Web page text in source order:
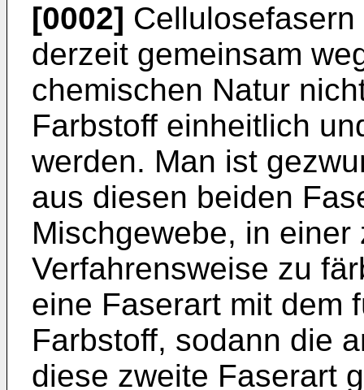
[0002]
derzeit gemeinsam
chemischen Natur
Farbstoff einheitlich
werden. Man ist
aus diesen beiden
Mischgewebe, in einer
Verfahrensweise zu
eine Faserart mit dem
Farbstoff, sodann die
diese zweite Faserart